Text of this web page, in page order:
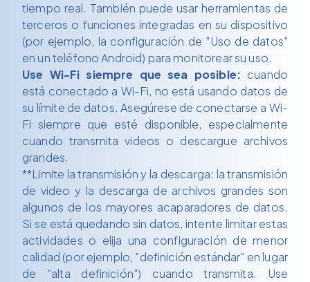
tiempo real. También puede usar herramientas de
terceros o funciones integradas en su dispositivo
(por ejemplo, la configuración de "Uso de datos"
en un teléfono Android) para monitorear su uso.
Use Wi-Fi siempre que sea posible: cuando
está conectado a Wi-Fi, no está usando datos de
su límite de datos. Asegúrese de conectarse a Wi-
Fi siempre que esté disponible, especialmente
cuando transmita videos o descargue archivos
grandes.
**Limite la transmisión y la descarga: la transmisión
de video y la descarga de archivos grandes son
algunos de los mayores acaparadores de datos.
Si se está quedando sin datos, intente limitar estas
actividades o elija una configuración de menor
calidad (por ejemplo, "definición estándar" en lugar
de "alta definición") cuando transmita. Use